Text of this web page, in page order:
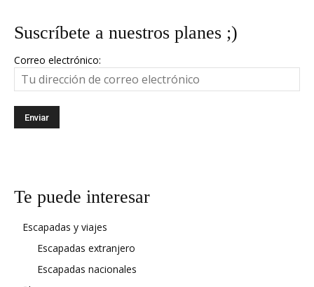
Suscríbete a nuestros planes ;)
Correo electrónico:
Te puede interesar
Escapadas y viajes
Escapadas extranjero
Escapadas nacionales